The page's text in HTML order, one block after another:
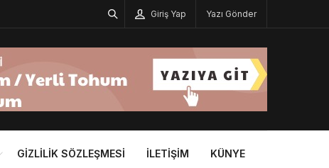
Giriş Yap Yazı Gönder
GIZLILIK SÖZLEŞMESI İLETIŞIM KÜNYE